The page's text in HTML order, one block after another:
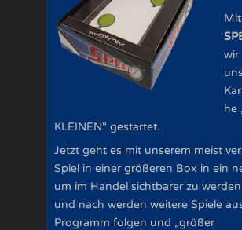
wir
he
KLEINEN“ gestartet.
Jetzt geht es mit unserem meist
Spiel in einer größeren Box in ein
um im Handel sichtbarer zu
und nach werden weitere Spiele
Programm folgen und „größer